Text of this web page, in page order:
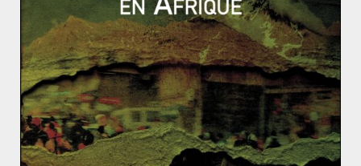
nombreux, en particulier dans les villes comme Uskub
(Skopje) ou Monastir (Bitola). C’est dans cette dernière
ville que se déroule la série turque Elveda Rumeli
(Adieu Roumélie), nostalgique de l’Empire ottoman.
Thessalonique/Selanik, la Solun slave, a été quant à elle
une ville à ultra-majorité juive. La Macédoine reste
donc une région importante dans l’identité de
nombreuses communautés.